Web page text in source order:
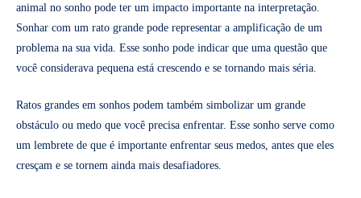
animal no sonho pode ter um impacto importante na interpretação.
Sonhar com um rato grande pode representar a amplificação de um
problema na sua vida. Esse sonho pode indicar que uma questão que
você considerava pequena está crescendo e se tornando mais séria.
Ratos grandes em sonhos podem também simbolizar um grande
obstáculo ou medo que você precisa enfrentar. Esse sonho serve como
um lembrete de que é importante enfrentar seus medos, antes que eles
cresçam e se tornem ainda mais desafiadores.